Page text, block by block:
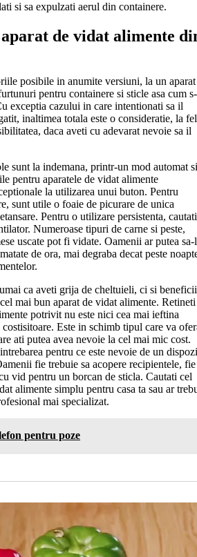
si sa expulzati aerul din containere.
de vidat alimente
posibile in anumite versiuni, la un
pentru containere si sticle asa cum
exceptia cazului in care intentionati sa il
inaltimea totala este o consideratie, la
daca aveti cu adevarat nevoie sa il
sunt la indemana, printr-un mod automat si
pentru aparatele de vidat alimente
la utilizarea unui buton. Pentru
sunt utile o foaie de picurare de unica
Pentru o utilizare persistenta, cautati
Numeroase tipuri de carne si peste,
uscate pot fi vidate. Oamenii ar putea sa-l
de ora, mai degraba decat peste
ca aveti grija de cheltuieli, ci si beneficii
mai bun aparat de vidat alimente.
potrivit nu este nici cea mai ieftina
Este in schimb tipul care va
ati putea avea nevoie la cel mai mic cost.
pentru ce este nevoie de un
fie trebuie sa acopere recipientele,
vid pentru un borcan de sticla. Cautati cel
alimente simplu pentru casa ta sau ar
mai specializat.
pentru poze